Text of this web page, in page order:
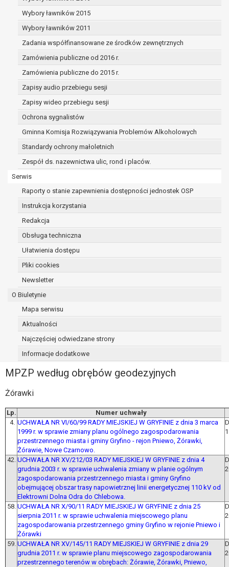
Wybory ławników 2015
Wybory ławników 2011
Zadania współfinansowane ze środków zewnętrznych
Zamówienia publiczne od 2016 r.
Zamówienia publiczne do 2015 r.
Zapisy audio przebiegu sesji
Zapisy wideo przebiegu sesji
Ochrona sygnalistów
Gminna Komisja Rozwiązywania Problemów Alkoholowych
Standardy ochrony małoletnich
Zespół ds. nazewnictwa ulic, rond i placów.
Serwis
Raporty o stanie zapewnienia dostępności jednostek OSP
Instrukcja korzystania
Redakcja
Obsługa techniczna
Ułatwienia dostępu
Pliki cookies
Newsletter
O Biuletynie
Mapa serwisu
Aktualności
Najczęściej odwiedzane strony
Informacje dodatkowe
MPZP według obrębów geodezyjnych
Żórawki
Lp.
Numer uchwały
4. UCHWAŁA NR VI/60/99 RADY MIEJSKIEJ W GRYFINIE z dnia 3 marca
1999 r. w sprawie zmiany planu ogólnego zagospodarowania
przestrzennego miasta i gminy Gryfino - rejon Pniewo, Żórawki,
Żórawie, Nowe Czarnowo.
42. UCHWAŁA NR XV/212/03 RADY MIEJSKIEJ W GRYFINIE z dnia 4
grudnia 2003 r. w sprawie uchwalenia zmiany w planie ogólnym
zagospodarowania przestrzennego miasta i gminy Gryfino
obejmującej obszar trasy napowietrznej linii energetycznej 110 kV od
Elektrowni Dolna Odra do Chlebowa.
58. UCHWAŁA NR X/90/11 RADY MIEJSKIEJ W GRYFINIE z dnia 25
sierpnia 2011 r. w sprawie uchwalenia miejscowego planu
zagospodarowania przestrzennego gminy Gryfino w rejonie Pniewo i
Żórawki
59. UCHWAŁA NR XV/145/11 RADY MIEJSKIEJ W GRYFINIE z dnia 29
grudnia 2011 r. w sprawie planu miejscowego zagospodarowania
przestrzennego terenów w obrębach: Żórawie, Żórawki, Pniewo,
przysługuje Pani/Panu prawo do cofnięcia tej zgody w
Cofnięcie to nie ma wpływu na zgodność przetwarzania,
podstawie zgody przed jej cofnięciem.
Przysługuje Pani/Panu prawo wniesienia skargi do
niezgodne z prawem przetwarzanie Pani/Pana danych
administratora.
Organem właściwym do wniesienia skargi jest Prezes
Osobowych.
W zależności od sfery, w której przetwarzane są dane
osobowych jest dobrowolne albo jest wymogiem
Pani/Pana dane nie będą poddawane
decyzji, w tym również profilowaniu.